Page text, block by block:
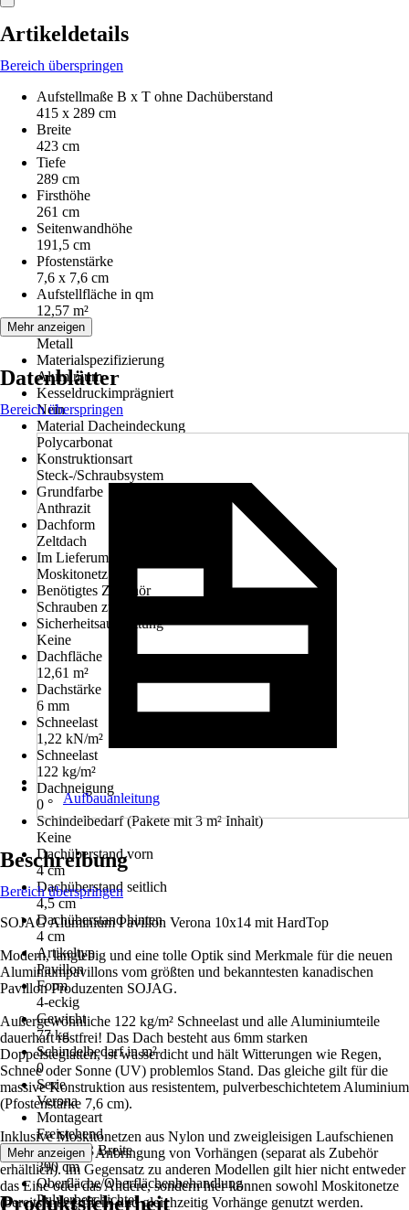
Artikeldetails
Bereich überspringen
Aufstellmaße B x T ohne Dachüberstand
415 x 289 cm
Breite
423 cm
Tiefe
289 cm
Firsthöhe
261 cm
Seitenwandhöhe
191,5 cm
Pfostenstärke
7,6 x 7,6 cm
Aufstellfläche in qm
12,57 m²
Material
Metall
Materialspezifizierung
Aluminium
Kesseldruckimprägniert
Nein
Material Dacheindeckung
Polycarbonat
Konstruktionsart
Steck-/Schraubsystem
Grundfarbe
Anthrazit
Dachform
Zeltdach
Im Lieferumfang enthalten
Moskitonetz
Benötigtes Zubehör
Schrauben zur Bodenbefestigung
Sicherheitsausstattung
Keine
Dachfläche
12,61 m²
Dachstärke
6 mm
Schneelast
1,22 kN/m²
Schneelast
122 kg/m²
Dachneigung
0 °
Schindelbedarf (Pakete mit 3 m² Inhalt)
Keine
Dachüberstand vorn
4 cm
Dachüberstand seitlich
4,5 cm
Dachüberstand hinten
4 cm
Artikeltyp
Pavillon
Form
4-eckig
Gewicht
77 kg
Schindelbedarf in m²
0
Serie
Verona
Montageart
Freistehend
Innenmaß Breite
390 cm
Oberfläche/Oberflächenbehandlung
Pulverbeschichtet
Mehr anzeigen
Datenblätter
Bereich überspringen
Aufbauanleitung
Beschreibung
Bereich überspringen
SOJAG Aluminium Pavillon Verona 10x14 mit HardTop
Modern, langlebig und eine tolle Optik sind Merkmale für die neuen
Aluminiumpavillons vom größten und bekanntesten kanadischen
Pavillon Produzenten SOJAG.
Außergewöhnliche 122 kg/m² Schneelast und alle Aluminiumteile
dauerhaft rostfrei! Das Dach besteht aus 6mm starken
Doppelsteglatten, ist wasserdicht und hält Witterungen wie Regen,
Schnee oder Sonne (UV) problemlos Stand. Das gleiche gilt für die
massive Konstruktion aus resistentem, pulverbeschichtetem Aluminium
(Pfostenstärke 7,6 cm).
Inklusive Moskitonetzen aus Nylon und zweigleisigen Laufschienen
zur zusätzlichen Anbringung von Vorhängen (separat als Zubehör
erhältlich). Im Gegensatz zu anderen Modellen gilt hier nicht entweder
das Eine oder das Andere, sondern hier können sowohl Moskitonetze
(bereits inbegriffen) und gleichzeitig Vorhänge genutzt werden.
Mehr anzeigen
Produktsicherheit